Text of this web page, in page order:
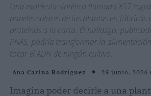
Una molécula sintética llamada X57
paneles solares de las plantas en fábricas
proteínas a la carta. El hallazgo,
PNAS, podría transformar la
tocar el ADN de ningún cultivo.
Ana Carina Rodríguez 29 junio, 2026
Imagina poder decirle a una